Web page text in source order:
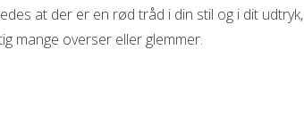
at der er en rød tråd i din stil og i dit udtryk,
mange overser eller glemmer.